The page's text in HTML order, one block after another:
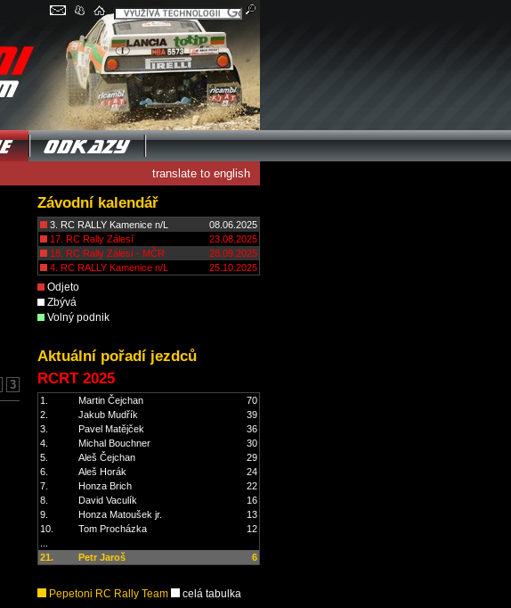
translate to english
3
Závodní kalendář
3. RC RALLY Kamenice n/L
08.06.2025
17. RC Rally Zálesí
23.08.2025
18. RC Rally Zálesí - MČR
28.09.2025
4. RC RALLY Kamenice n/L
25.10.2025
Odjeto
Zbývá
Volný podnik
Aktuální pořadí jezdců
RCRT 2025
1. Martin Čejchan
70
2.
Jakub Mudřík
39
3.
Pavel Matějček
36
4.
Michal Bouchner
30
5.
Aleš Čejchan
29
6.
Aleš Horák
24
7.
Honza Brich
22
8.
David Vaculík
16
9.
Honza Matoušek jr.
13
10.
Tom Procházka
12
21.
Petr Jaroš 6
Pepetoni RC Rally Team celá tabulka